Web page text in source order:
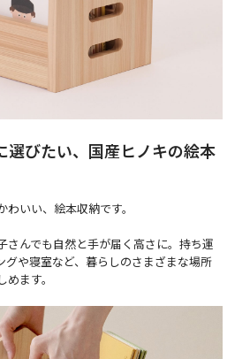
選びたい、国産ヒノキの絵本
いい、絵本収納です。
さんでも自然と手が届く高さに。持ち運
グや寝室など、暮らしのさまざまな場所
ます。